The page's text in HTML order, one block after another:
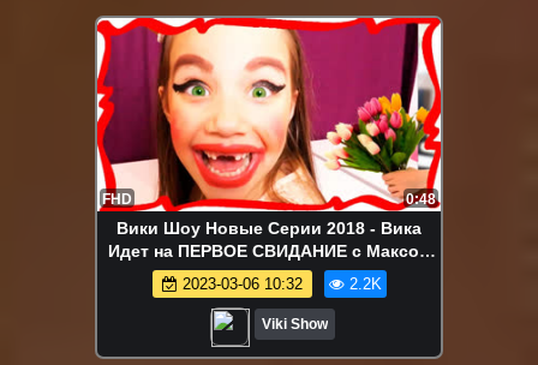
FHD 0:48
Вики Шоу Новые Серии 2018 - Вика
Идет на ПЕРВОЕ СВИДАНИЕ с Максом
Что-то Пошло Не Так Смотреть Всем /
Вики Шоу
2023-03-06 10:32 2.2K
Viki Show